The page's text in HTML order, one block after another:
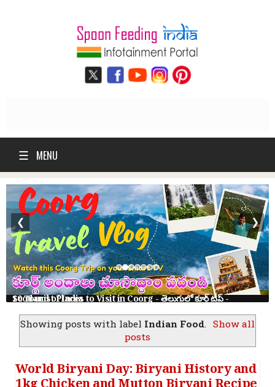
☰ MENU
10 Tourist Places to Visit in Coorg - తెలుగులో కూర్గ్ ట్రిప్ - Scotland of India
❮ ❯
Showing posts with label Indian Food. Show all
posts
World Biryani Day: Biryani History and
1kg Chicken and Mutton Biryani Recipe